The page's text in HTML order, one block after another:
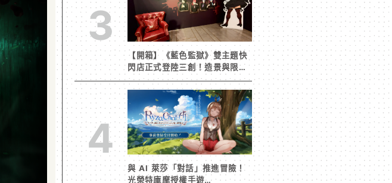
3
【開箱】《藍色監獄》雙主題快
閃店正式登陸三創！造景與限定
周邊搶先看
4
與 AI 萊莎「對話」推進冒險！
光榮特庫摩授權手遊